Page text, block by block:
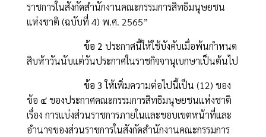
ราชการในสังกัดสำนักงานคณะกรรมการสิทธิมนุษยชน
แห่งชาติ (ฉบับที่ 4) พ.ศ. 2565”
ข้อ 2 ประกาศนี้ให้ใช้บังคับเมื่อพ้นกำหนด
สิบห้าวันนับแต่วันประกาศในราชกิจจานุเบกษาเป็นต้นไป
ข้อ 3 ให้เพิ่มความต่อไปนี้เป็น (12) ของ
ข้อ ๔ ของประกาศคณะกรรมการสิทธิมนุษยชนแห่งชาติ
เรื่อง การแบ่งส่วนราชการภายในและขอบเขตหน้าที่และ
อำนาจของส่วนราชการในสังกัดสำนักงานคณะกรรมการ